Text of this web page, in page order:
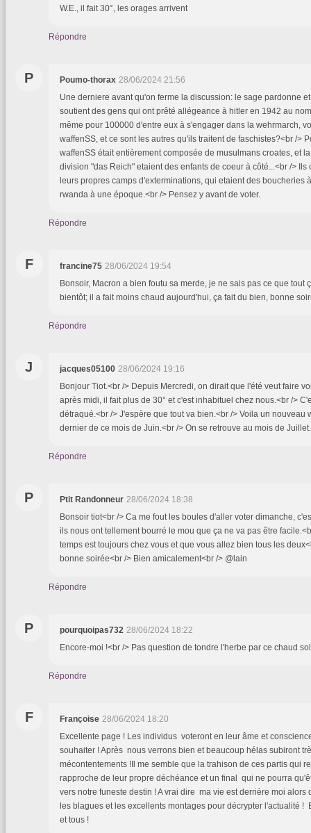
W.E., il fait 30°, les orages arrivent
Répondre
P Poumo-thorax 28/06/2024 21:56
Une derniere avant qu'on ferme la discussion: le sage pardonne
soutient des gens qui ont prêté allégeance à hitler en 1942 au
même pour 100000 d'entre eux à s'engager dans la wehrmarch,
waffenSS, et ce sont les autres qu'ils traitent de faschistes?<br />
waffenSS était entièrement composée de musulmans croates, et
division "das Reich" etaient des enfants de coeur à côté...<br />
leurs propres camps d'exterminations, qui etaient des boucheries
rwanda à une époque.<br /> Pensez y avant de voter.
Répondre
F francine75 28/06/2024 19:54
Bonsoir, Macron a bien foutu sa merde, je ne sais pas ce que tout
bientôt; il a fait moins chaud aujourd'hui, ça fait du bien, bonne
Répondre
J jacques05100 28/06/2024 19:16
Bonjour Tiot.<br /> Depuis Mercredi, on dirait que l'été veut faire
après midi, il fait plus de 30° et c'est inhabituel chez nous.<br />
détraqué.<br /> J'espère que tout va bien.<br /> Voila un nouveau
dernier de ce mois de Juin.<br /> On se retrouve au mois de
Répondre
P Ptit Randonneur 28/06/2024 18:38
Bonsoir tiot<br /> Ca me fout les boules d'aller voter dimanche,
ils nous ont tellement bourré le mou que ça ne va pas être
temps est toujours chez vous et que vous allez bien tous les
bonne soirée<br /> Bien amicalement<br /> @lain
Répondre
P pourquoipas732 28/06/2024 18:22
Encore-moi !<br /> Pas question de tondre l'herbe par ce chaud
Répondre
F Françoise 28/06/2024 18:20
Excellente page ! Les individus voteront en leur âme et
souhaiter ! Après nous verrons bien et beaucoup hélas subiront
mécontentements !Il me semble que la trahison de ces partis qui
rapproche de leur propre déchéance et un final qui ne pourra
vers notre funeste destin ! A vrai dire ma vie est derrière moi alors
les blagues et les excellents montages pour décrypter l'actualité !
et tous !